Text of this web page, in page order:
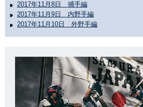
2017年11月8日 捕手編
2017年11月9日 内野手編
2017年11月10日 外野手編